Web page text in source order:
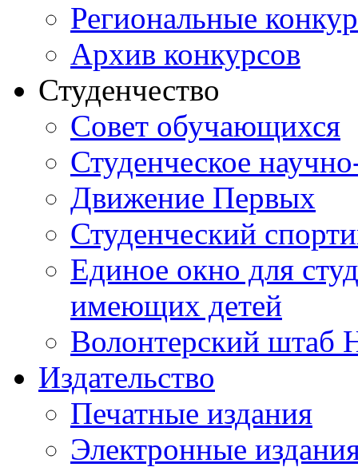
Региональные
Архив конкурсов
Студенчество
Совет обучающихся
Студенческое
Движение Первых
Студенческий
Единое окно для
имеющих детей
Волонтерский штаб
Издательство
Печатные издания
Электронные